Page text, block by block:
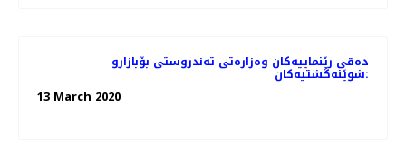
دەقی رێنماییەكان وەزارەتی تەندروستی بۆبازارو
شوێنەگشتیەکان:
13 March 2020